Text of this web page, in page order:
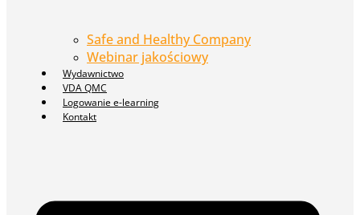
Safe and Healthy Company
Webinar jakościowy
Wydawnictwo
VDA QMC
Logowanie e-learning
Kontakt